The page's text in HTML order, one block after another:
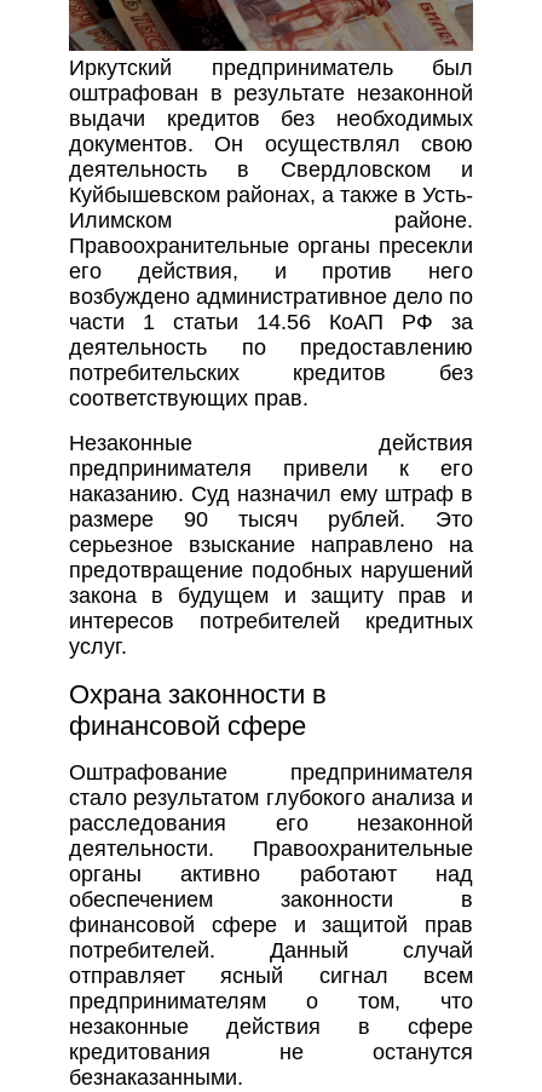
Иркутский предприниматель был
оштрафован в результате незаконной
выдачи кредитов без необходимых
документов. Он осуществлял свою
деятельность в Свердловском и
Куйбышевском районах, а также в Усть-
Илимском районе.
Правоохранительные органы пресекли
его действия, и против него
возбуждено административное дело по
части 1 статьи 14.56 КоАП РФ за
деятельность по предоставлению
потребительских кредитов без
соответствующих прав.
Незаконные действия
предпринимателя привели к его
наказанию. Суд назначил ему штраф в
размере 90 тысяч рублей. Это
серьезное взыскание направлено на
предотвращение подобных нарушений
закона в будущем и защиту прав и
интересов потребителей кредитных
услуг.
Охрана законности в
финансовой сфере
Оштрафование предпринимателя
стало результатом глубокого анализа и
расследования его незаконной
деятельности. Правоохранительные
органы активно работают над
обеспечением законности в
финансовой сфере и защитой прав
потребителей. Данный случай
отправляет ясный сигнал всем
предпринимателям о том, что
незаконные действия в сфере
кредитования не останутся
безнаказанными.